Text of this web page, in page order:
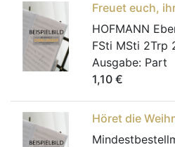
Freuet euch,
HOFMANN
FSti MSti 2Trp
Ausgabe: Part
1,10 €
Höret die